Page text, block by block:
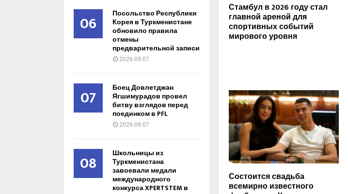
Стамбул в 2026 году стал
главной ареной для
спортивных событий
мирового уровня
Состоится свадьба
всемирно известного
06 Посольство Республики
Корея в Туркменистане
обновило правила
отмены
предварительной записи
2026-08-07
07 Боец Довлетджан
Ягшимурадов провел
битву взглядов перед
поединком в PFL
2026-08-07
08 Школьницы из
Туркменистана
завоевали медали
международного
конкурса XPERTSTEM в